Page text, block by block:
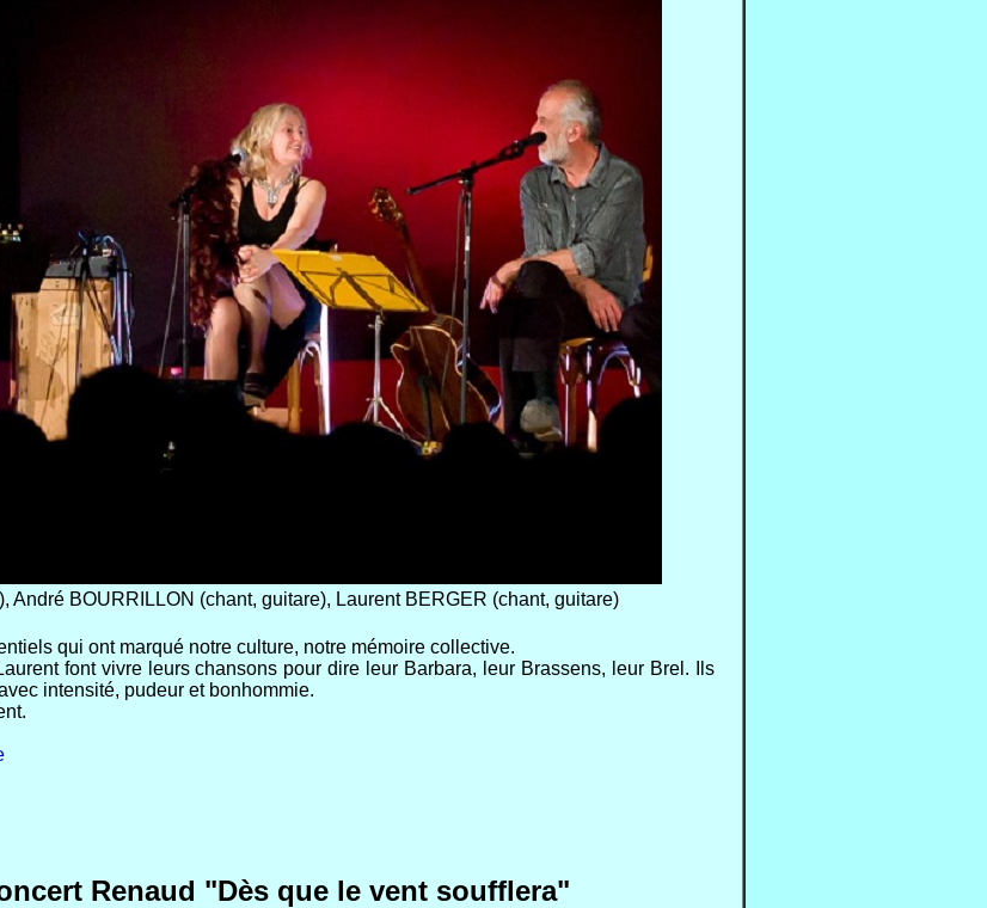
André BOURRILLON (chant, guitare), Laurent BERGER (chant, guitare)
qui ont marqué notre culture, notre mémoire collective.
font vivre leurs chansons pour dire leur Barbara, leur Brassens, leur Brel. Ils
intensité, pudeur et bonhommie.
Renaud "Dès que le vent soufflera"